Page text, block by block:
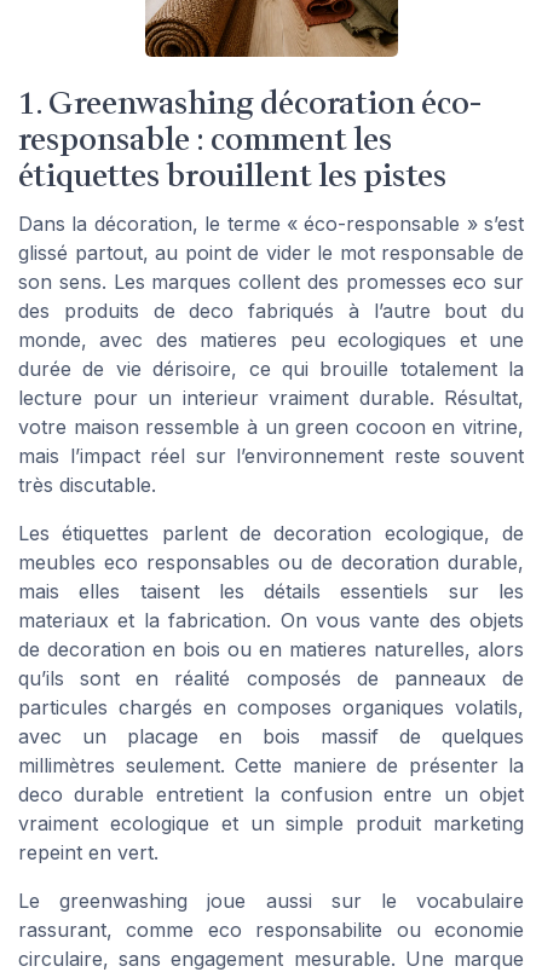
1. Greenwashing décoration éco-
responsable : comment les
étiquettes brouillent les pistes
Dans la décoration, le terme « éco-responsable » s’est
glissé partout, au point de vider le mot responsable de
son sens. Les marques collent des promesses eco sur
des produits de deco fabriqués à l’autre bout du
monde, avec des matieres peu ecologiques et une
durée de vie dérisoire, ce qui brouille totalement la
lecture pour un interieur vraiment durable. Résultat,
votre maison ressemble à un green cocoon en vitrine,
mais l’impact réel sur l’environnement reste souvent
très discutable.
Les étiquettes parlent de decoration ecologique, de
meubles eco responsables ou de decoration durable,
mais elles taisent les détails essentiels sur les
materiaux et la fabrication. On vous vante des objets
de decoration en bois ou en matieres naturelles, alors
qu’ils sont en réalité composés de panneaux de
particules chargés en composes organiques volatils,
avec un placage en bois massif de quelques
millimètres seulement. Cette maniere de présenter la
deco durable entretient la confusion entre un objet
vraiment ecologique et un simple produit marketing
repeint en vert.
Le greenwashing joue aussi sur le vocabulaire
rassurant, comme eco responsabilite ou economie
circulaire, sans engagement mesurable. Une marque